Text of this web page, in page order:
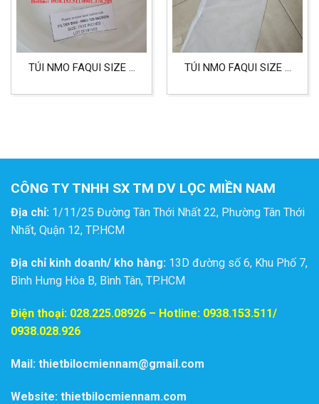
TÚI NMO FAQUI SIZE 2
DÙNG TRONG LỌC
TÚI NMO FAQUI SIZE 2
DÙNG TRONG CÔNG
CÔNG TY TNHH SX TM DV LỌC MIỀN NAM
Địa chỉ: 1/11/25 Đường Tân Thới Nhất 22, Phường Tân Thới
Nhất, Quận 12, TP.HCM
Địa chỉ kinh doanh/ kho hàng: 13D đường số 6, Khu Phố 7,
Bình Hưng Hòa B, Bình Tân, TP.HCM
Điện thoại: 028.225.08926 – Hotline: 0938.153.511/
0938.028.926
Mail: thietbilocmiennam@gmail.com
Website: thietbilocmiennam.com